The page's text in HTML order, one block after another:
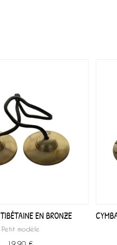
EN BRONZE
Petit modèle
19,90 €